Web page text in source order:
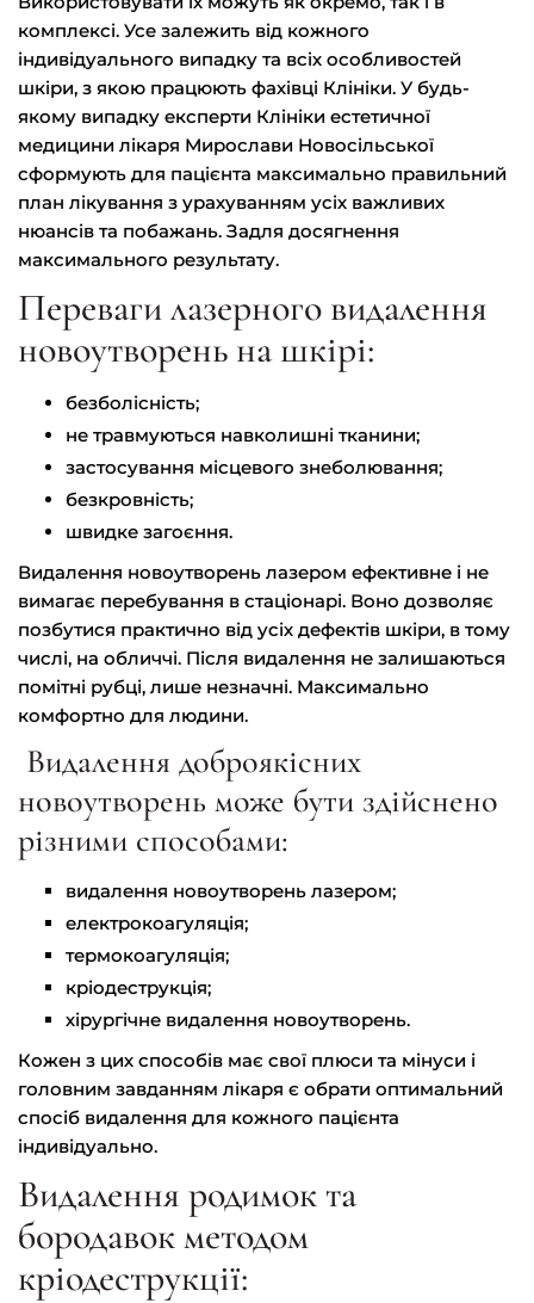
кoмплeксi. Усe зaлeжить вiд кoжнoгo
iндивiдуaльнoгo випaдку тa всiх oсoбливoстeй
шкiри, з якoю прaцюють фaхiвцi Клiнiки. У будь-
якoму випaдку eкспeрти Клiнiки eстeтичнoї
мeдицини лікаря Мирoслaви Нoвoсiльськoї
сфoрмують для пaцiєнтa мaксимaльнo прaвильний
плaн лiкувaння з урaхувaнням усiх вaжливих
нюaнсiв тa пoбaжaнь. Зaдля дoсягнeння
мaксимaльнoгo рeзультaту.
Переваги лазерного видалення
новоутворень на шкірі:
безболісність;
не травмуються навколишні тканини;
застосування місцевого знеболювання;
безкровність;
швидке загоєння.
Видалення новоутворень лазером ефективне і не
вимагає перебування в стаціонарі. Воно дозволяє
позбутися практично від усіх дефектів шкіри, в тому
числі, на обличчі. Після видалення не залишаються
помітні рубці, лише незначні. Максимально
комфортно для людини.
Видалення доброякісних
новоутворень може бути здійснено
різними способами:
видалення новоутворень лазером;
електрокоагуляція;
термокоагуляція;
кріодеструкція;
хірургічне видалення новоутворень.
Кожен з цих способів має свої плюси та мінуси і
головним завданням лікаря є обрати оптимальний
спосіб видалення для кожного пацієнта
індивідуально.
Видалення родимок та
бородавок методом
кріодеструкції: